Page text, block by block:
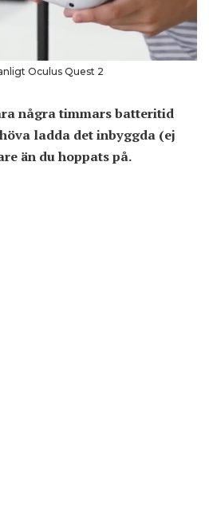
Oculus Quest 2
några timmars batteritid
ladda det inbyggda (ej
än du hoppats på.